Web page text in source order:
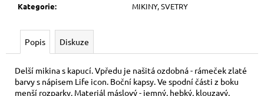
Kategorie: MIKINY, SVETRY
Popis Diskuze
Delší mikina s kapucí. Vpředu je našitá ozdobná - rámeček zlaté
barvy s nápisem Life icon. Boční kapsy. Ve spodní části z boku
menší rozparky. Materiál máslový - jemný, hebký, klouzavý,